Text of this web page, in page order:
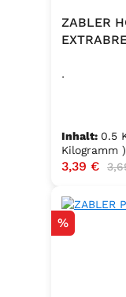
ZABLER
.
Inhalt: 0.5
Kilogramm )
3,39 €
Rabatt
%